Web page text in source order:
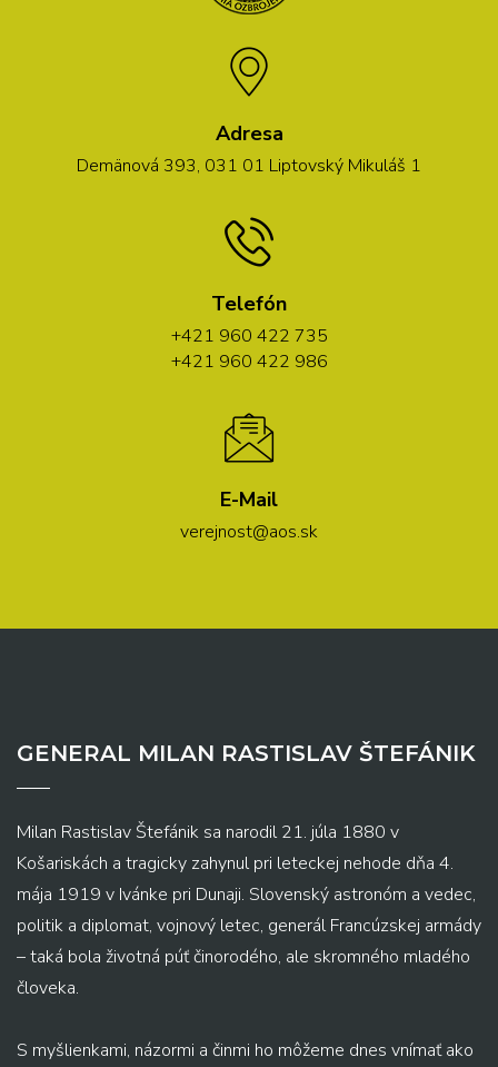
Adresa
Demänová 393, 031 01 Liptovský Mikuláš 1
Telefón
+421 960 422 735
+421 960 422 986
E-Mail
verejnost@aos.sk
GENERAL MILAN RASTISLAV ŠTEFÁNIK
Milan Rastislav Štefánik sa narodil 21. júla 1880 v
Košariskách a tragicky zahynul pri leteckej nehode dňa 4.
mája 1919 v Ivánke pri Dunaji. Slovenský astronóm a vedec,
politik a diplomat, vojnový letec, generál Francúzskej armády
– taká bola životná púť činorodého, ale skromného mladého
človeka.
S myšlienkami, názormi a činmi ho môžeme dnes vnímať ako